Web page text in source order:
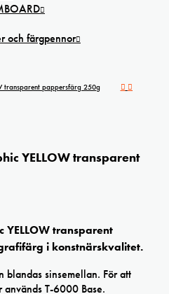
och färgpennor
transparent pappersfärg 250g
YELLOW transparent
YELLOW transparent
i konstnärskvalitet.
blandas sinsemellan. För att
T-6000 Base.